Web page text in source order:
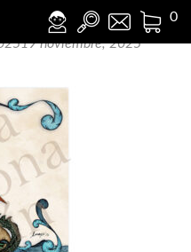
0
19 noviembre, 2025